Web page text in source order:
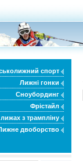
спорт
Лижні гонки
Сноубординг
Фрістайл
з трампліну
двоборство